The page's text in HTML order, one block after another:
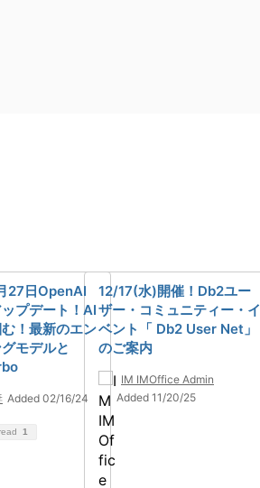
27日OpenAI
プデート！AI
！最新のエン
モデルと
Added 02/16/24
1
12/17(水)開催！Db2ユー
ザー・コミュニティー・イ
ベント「 Db2 User Net」
のご案内
IM IMOffice Admin
Added 11/20/25